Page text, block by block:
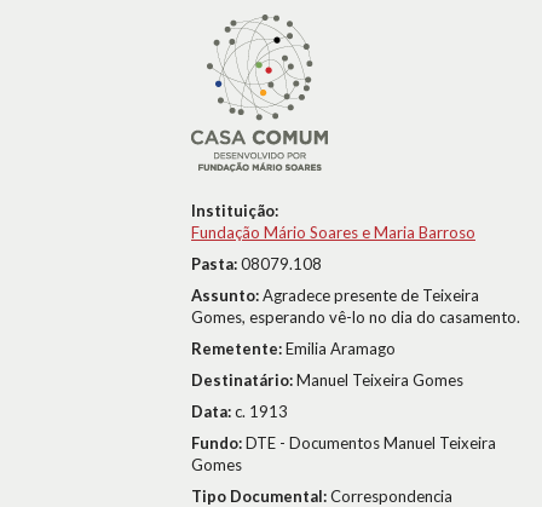
Instituição:
Fundação Mário Soares e Maria Barroso
Pasta:08079.108
Assunto:Agradece presente de Teixeira
Gomes, esperando vê-lo no dia do casamento.
Remetente:Emilia Aramago
Destinatário:Manuel Teixeira Gomes
Data:c. 1913
Fundo:DTE - Documentos Manuel Teixeira
Gomes
Tipo Documental:Correspondencia